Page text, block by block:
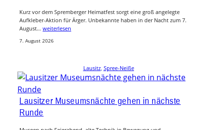
Kurz vor dem Spremberger Heimatfest sorgt eine groß angelegte
Aufkleber-Aktion für Ärger. Unbekannte haben in der Nacht zum 7.
August… weiterlesen
7. August 2026
Lausitz, Spree-Neiße
Lausitzer Museumsnächte gehen in nächste
Runde